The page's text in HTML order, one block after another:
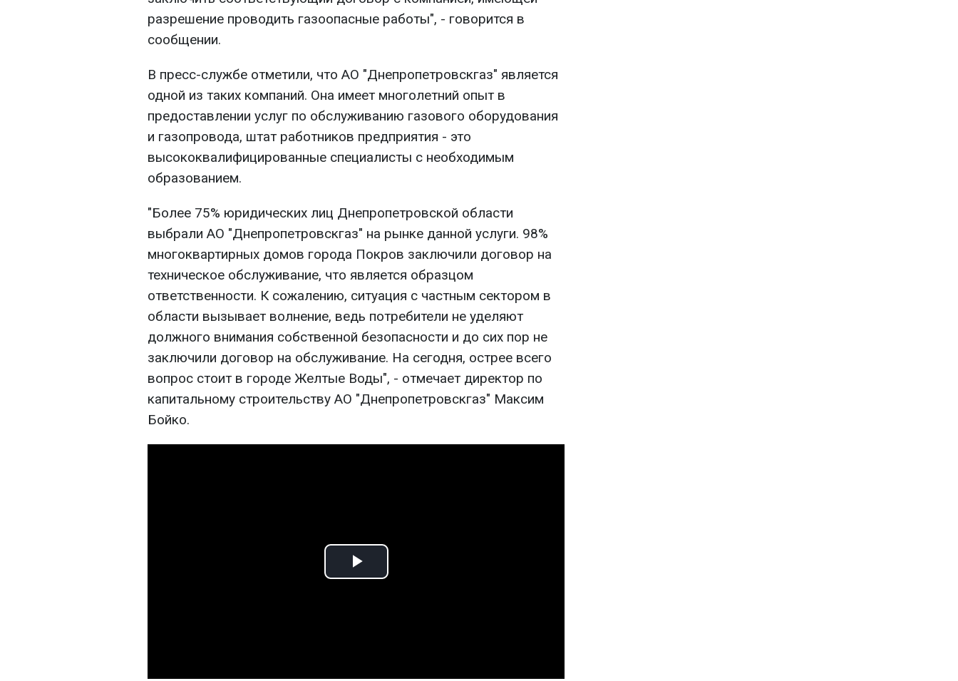
разрешение проводить газоопасные работы", - говорится в
сообщении.
В пресс-службе отметили, что АО "Днепропетровскгаз" является
одной из таких компаний. Она имеет многолетний опыт в
предоставлении услуг по обслуживанию газового оборудования
и газопровода, штат работников предприятия - это
высококвалифицированные специалисты с необходимым
образованием.
"Более 75% юридических лиц Днепропетровской области
выбрали АО "Днепропетровскгаз" на рынке данной услуги. 98%
многоквартирных домов города Покров заключили договор на
техническое обслуживание, что является образцом
ответственности. К сожалению, ситуация с частным сектором в
области вызывает волнение, ведь потребители не уделяют
должного внимания собственной безопасности и до сих пор не
заключили договор на обслуживание. На сегодня, острее всего
вопрос стоит в городе Желтые Воды", - отмечает директор по
капитальному строительству АО "Днепропетровскгаз" Максим
Бойко.
Play